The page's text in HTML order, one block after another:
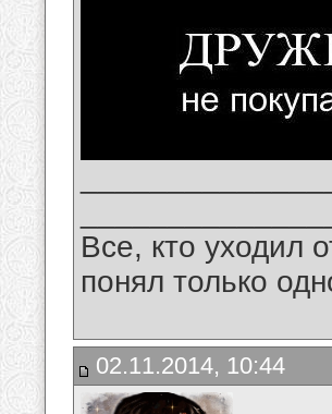
Все, кто уходил
понял только
02.11.2014, 10:44